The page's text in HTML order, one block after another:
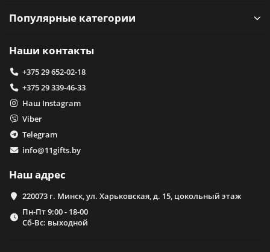
Популярные категории
Наши контакты
+375 29 652-02-18
+375 29 339-46-33
Наш Instagram
Viber
Telegram
info@11gifts.by
Наш адрес
220073 г. Минск, ул. Харьковская, д. 15, цокольный этаж
Пн-Пт 9:00 - 18-00
Сб-Вс: выходной